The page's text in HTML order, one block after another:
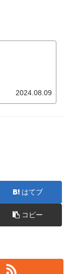
2024.08.09
はてブ
コピー